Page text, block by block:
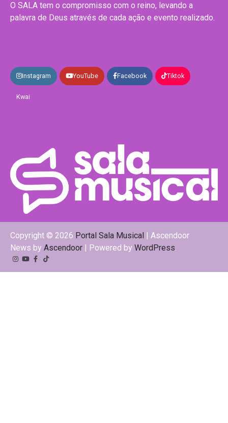
O SALA tem o compromisso com o reino, levando a
palavra de Deus através de cada ação e evento realizado.
Instagram YouTube Facebook Tiktok
Kwai
Copyright © 2026 Portal Sala Musical | Ascendoor
News by Ascendoor | Powered by WordPress
Instagram
YouTube
Facebook
Tiktok